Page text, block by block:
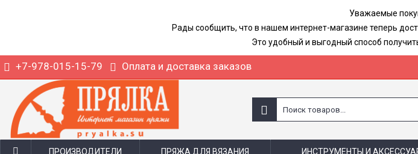
Уважаемые
Рады сообщить, что в нашем интернет-магазине теперь
Это удобный и выгодный способ
+7-978-015-15-79 Оплата и доставка заказов
ПРОИЗВОДИТЕЛИ ПРЯЖА ДЛЯ ВЯЗАНИЯ ИНСТРУМЕНТЫ И